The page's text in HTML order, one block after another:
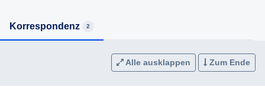
Korrespondenz 2
Alle ausklappen Zum Ende